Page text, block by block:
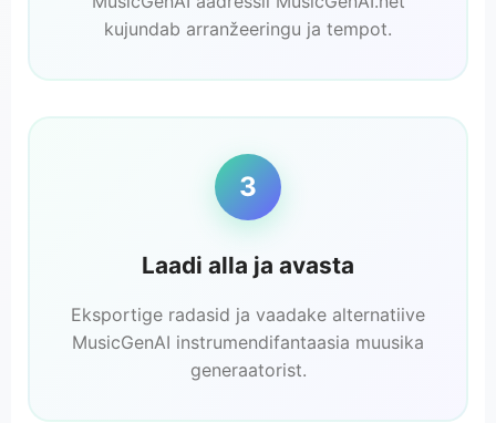
kujundab arranžeeringu ja tempot.
3
Laadi alla ja avasta
Eksportige radasid ja vaadake alternatiive
MusicGenAI instrumendifantaasia muusika
generaatorist.